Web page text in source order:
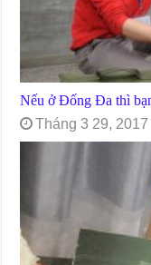
Nếu ở Đống Đa thì
Tháng 3 29, 2017